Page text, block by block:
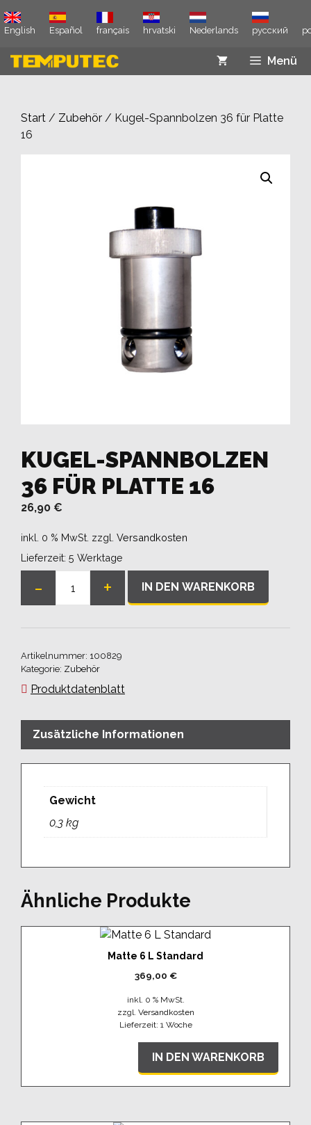
Inhalt
English Español français hrvatski Nederlands русский
Menü
Start / Zubehör / Kugel-Spannbolzen 36 für Platte
16
KUGEL-SPANNBOLZEN
36 FÜR PLATTE 16
26,90 €
inkl. 0 % MwSt. zzgl. Versandkosten
Lieferzeit: 5 Werktage
-
Kugel-
36
Menge
+ IN DEN WARENKORB
Artikelnummer: 100829
Kategorie: Zubehör
Produktdatenblatt
Zusätzliche Informationen
Gewicht
0,3 kg
Ähnliche Produkte
Matte 6 L Standard
369,00 €
inkl. 0 % MwSt.
zzgl. Versandkosten
Lieferzeit: 1 Woche
IN DEN WARENKORB